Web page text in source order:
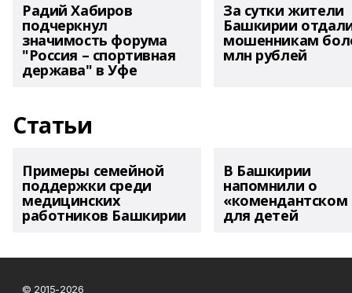
Радий Хабиров
подчеркнул
значимость форума
"Россия – спортивная
держава" в Уфе
За сутки жители
Башкирии
мошенникам
млн рублей
Статьи
Примеры семейной
поддержки среди
медицинских
работников Башкирии
В Башкирии
напомнили о
«комендантском
для детей
© 2015-2026